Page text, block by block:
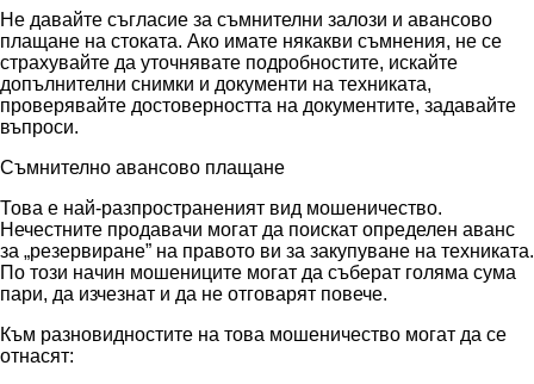
Не давайте съгласие за съмнителни залози и авансово
плащане на стоката. Ако имате някакви съмнения, не се
страхувайте да уточнявате подробностите, искайте
допълнителни снимки и документи на техниката,
проверявайте достоверността на документите, задавайте
въпроси.
Съмнително авансово плащане
Това е най-разпространеният вид мошеничество.
Нечестните продавачи могат да поискат определен аванс
за „резервиране” на правото ви за закупуване на техниката.
По този начин мошениците могат да съберат голяма сума
пари, да изчезнат и да не отговарят повече.
Към разновидностите на това мошеничество могат да се
отнасят: